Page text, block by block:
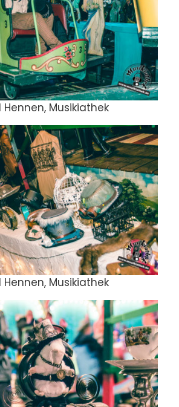
Hennen, Musikiathek
Hennen, Musikiathek